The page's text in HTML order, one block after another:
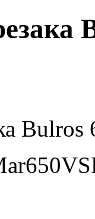
Bulros